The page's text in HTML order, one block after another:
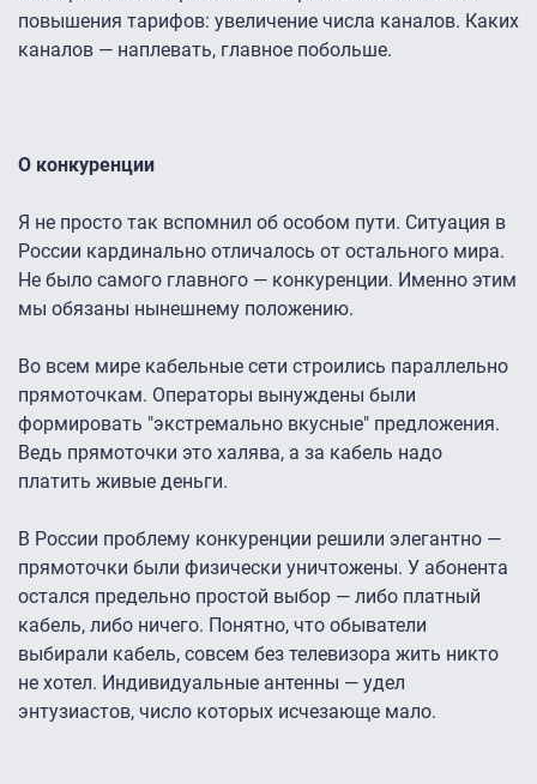
повышения тарифов: увеличение числа каналов. Каких
каналов — наплевать, главное побольше.
О конкуренции
Я не просто так вспомнил об особом пути. Ситуация в
России кардинально отличалось от остального мира.
Не было самого главного — конкуренции. Именно этим
мы обязаны нынешнему положению.
Во всем мире кабельные сети строились параллельно
прямоточкам. Операторы вынуждены были
формировать "экстремально вкусные" предложения.
Ведь прямоточки это халява, а за кабель надо
платить живые деньги.
В России проблему конкуренции решили элегантно —
прямоточки были физически уничтожены. У абонента
остался предельно простой выбор — либо платный
кабель, либо ничего. Понятно, что обыватели
выбирали кабель, совсем без телевизора жить никто
не хотел. Индивидуальные антенны — удел
энтузиастов, число которых исчезающе мало.